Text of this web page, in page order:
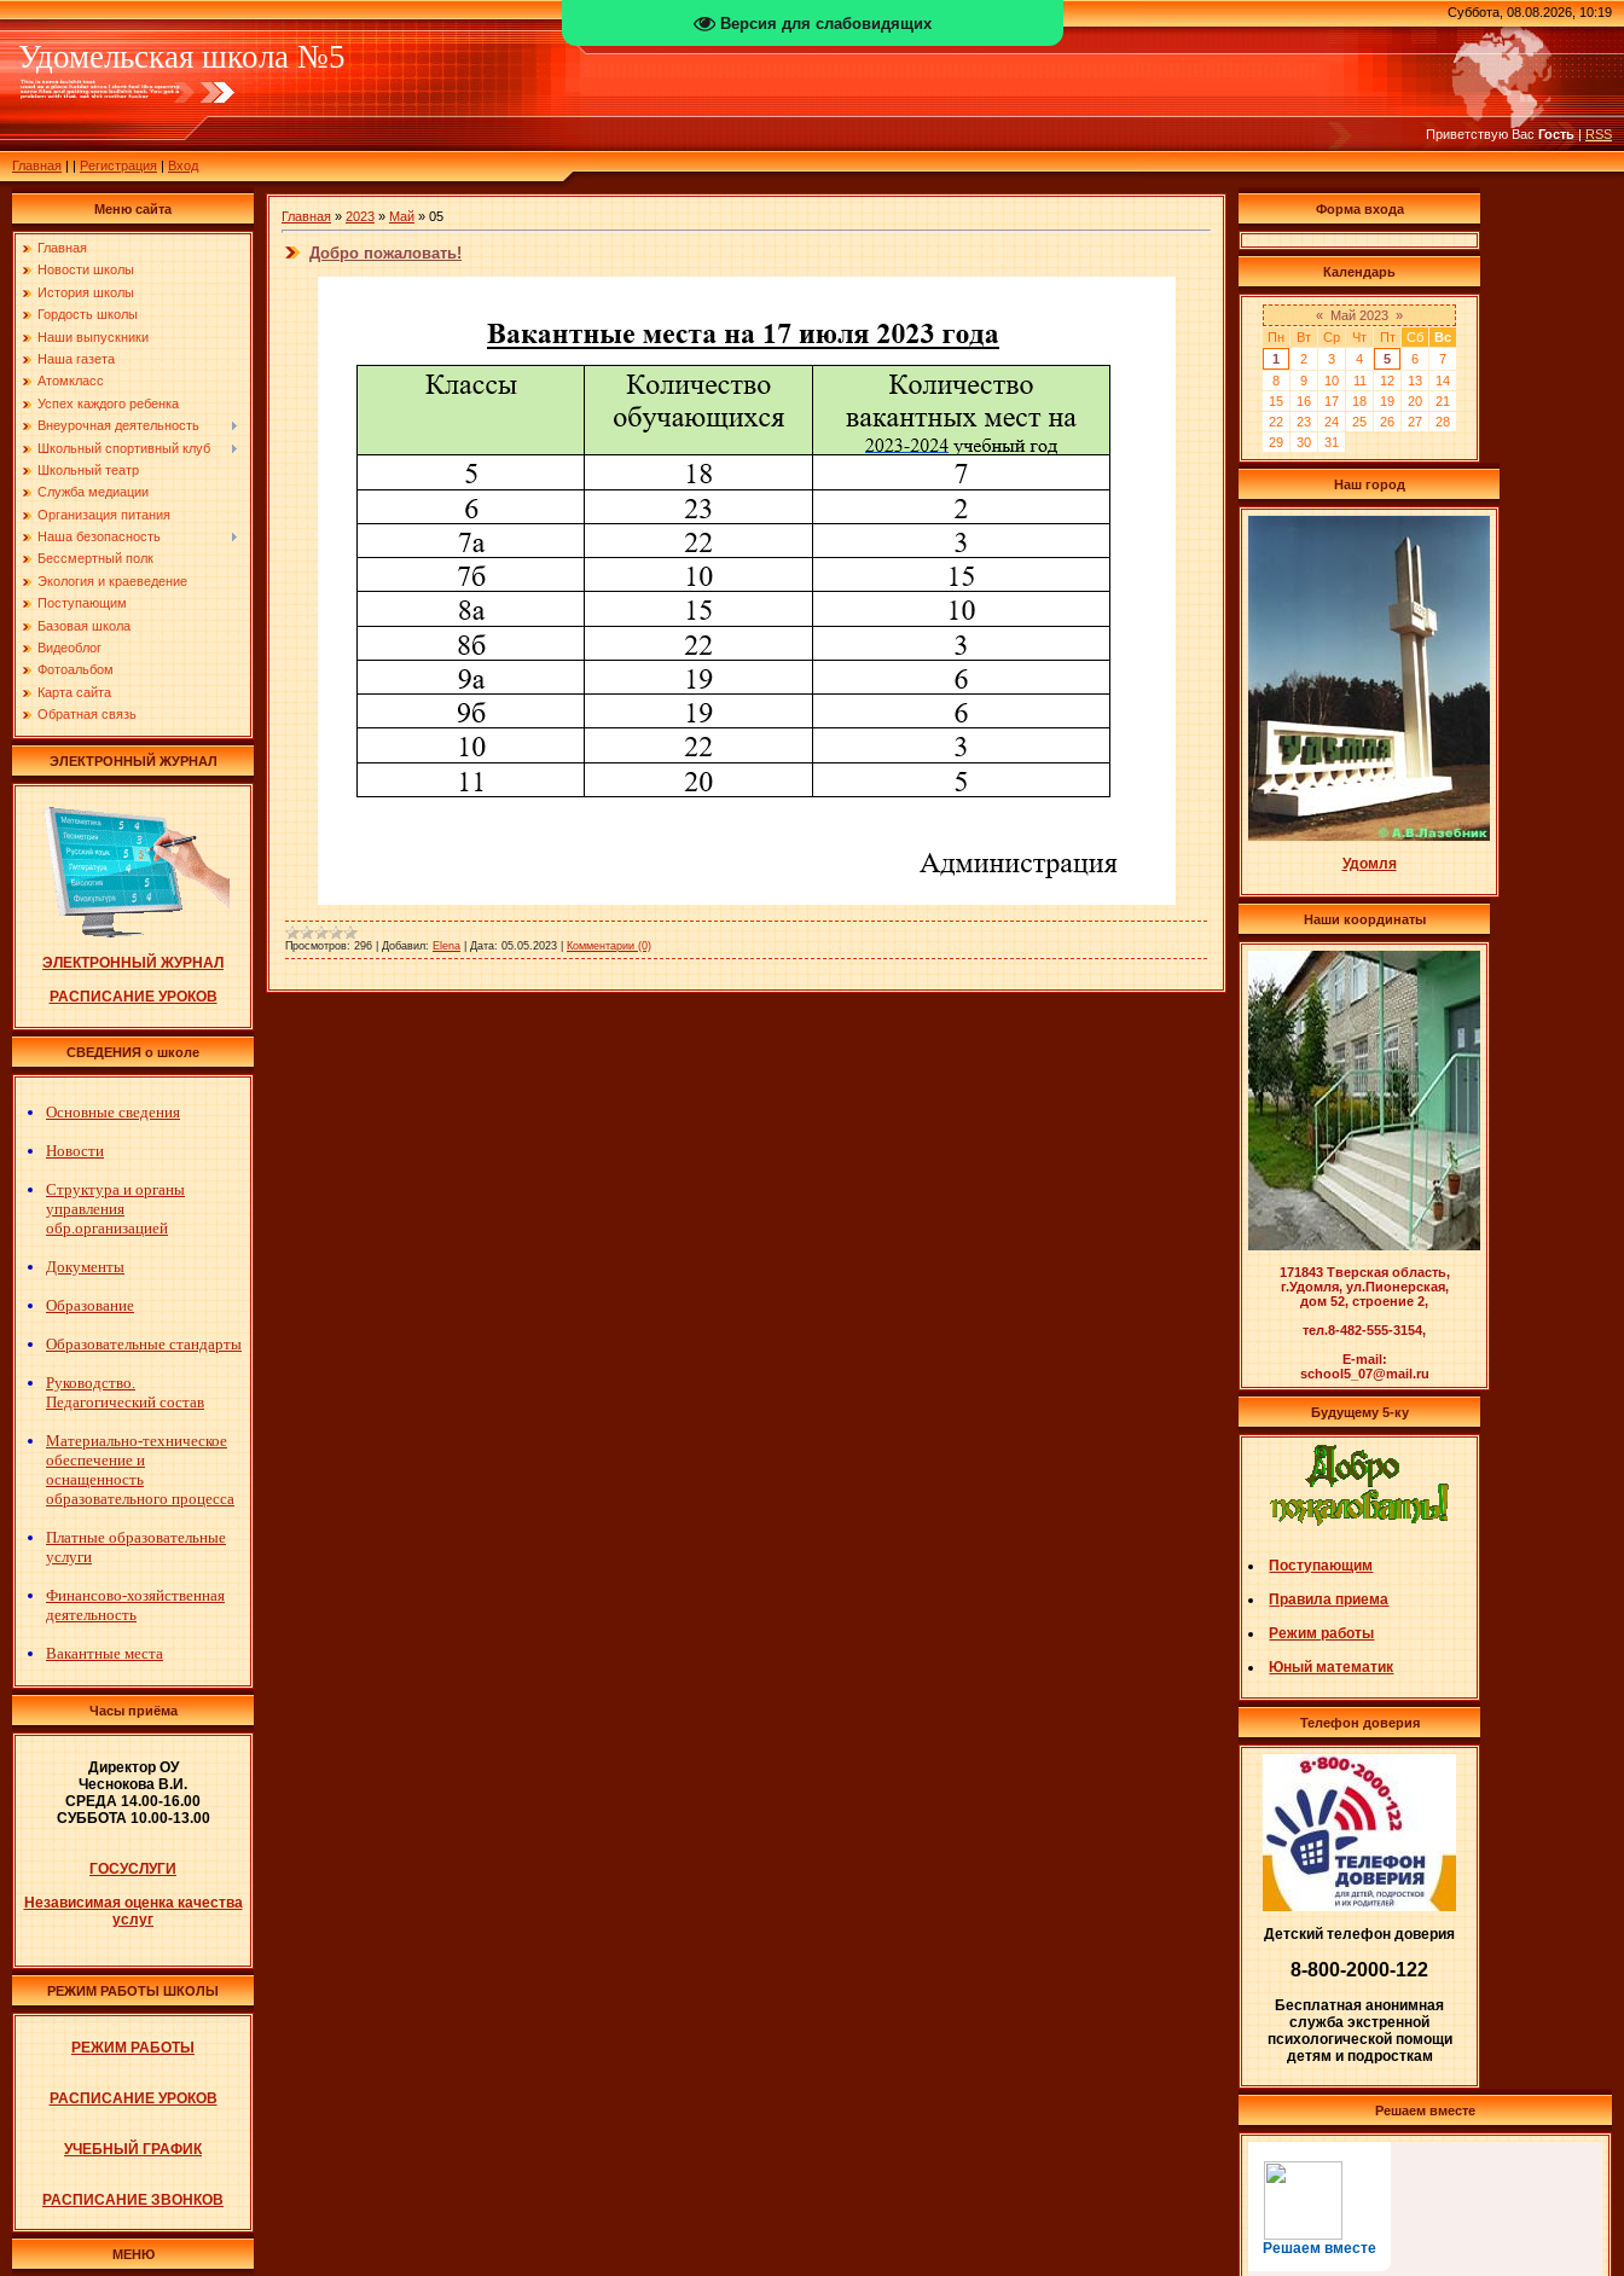
Версия для слабовидящих
Удомельская школа №5
Главная||Регистрация|Вход
Суббота, 08.08.2026, 10:19
Приветствую Вас Гость|RSS
Меню сайта
Главная
Новости школы
История школы
Гордость школы
Наши выпускники
Наша газета
Атомкласс
Успех каждого ребенка
Внеурочная деятельность
Школьный спортивный клуб
Школьный театр
Служба медиации
Организация питания
Наша безопасность
Бессмертный полк
Экология и краеведение
Поступающим
Базовая школа
Видеоблог
Фотоальбом
Карта сайта
Обратная связь
ЭЛЕКТРОННЫЙ ЖУРНАЛ
ЭЛЕКТРОННЫЙ ЖУРНАЛ
РАСПИСАНИЕ УРОКОВ
СВЕДЕНИЯ о школе
Основные сведения
Новости
Структура и органы
управления
обр.организацией
Документы
Образование
Образовательные стандарты
Руководство.
Педагогический состав
Материально-техническое
обеспечение и
оснащенность
образовательного процесса
Платные образовательные
услуги
Финансово-хозяйственная
деятельность
Вакантные места
Часы приёма
Директор ОУ
Чеснокова В.И.
СРЕДА 14.00-16.00
СУББОТА 10.00-13.00
ГОСУСЛУГИ
Независимая оценка качества
услуг
РЕЖИМ РАБОТЫ ШКОЛЫ
РЕЖИМ РАБОТЫ
РАСПИСАНИЕ УРОКОВ
УЧЕБНЫЙ ГРАФИК
РАСПИСАНИЕ ЗВОНКОВ
МЕНЮ
Главная » 2023 » Май » 05
Добро пожаловать!
Просмотров: 296 Добавил: Elena Дата: 05.05.2023 Комментарии (0)
Форма входа
Календарь
« Май 2023 »
Пн
Вт Ср Чт Пт Сб
Вс
1
2 3 4 5 6
7
8
9 10 11 12 13
14
15
16 17 18 19 20
21
22
23 24 25 26 27
28
29
30 31
Наш город
Удомля
Наши координаты
171843 Тверская область,
г.Удомля, ул.Пионерская,
дом 52, строение 2,
тел.8-482-555-3154,
E-mail:
school5_07@mail.ru
Будущему 5-ку
Поступающим
Правила приема
Режим работы
Юный математик
Телефон доверия
Детский телефон доверия
8-800-2000-122
Бесплатная анонимная
служба экстренной
психологической помощи
детям и подросткам
Решаем вместе
Решаем вместе